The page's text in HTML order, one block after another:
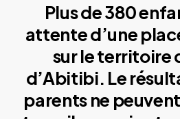
Plus de 380
attente d’une
sur le territoire
d’Abitibi. Le
parents ne